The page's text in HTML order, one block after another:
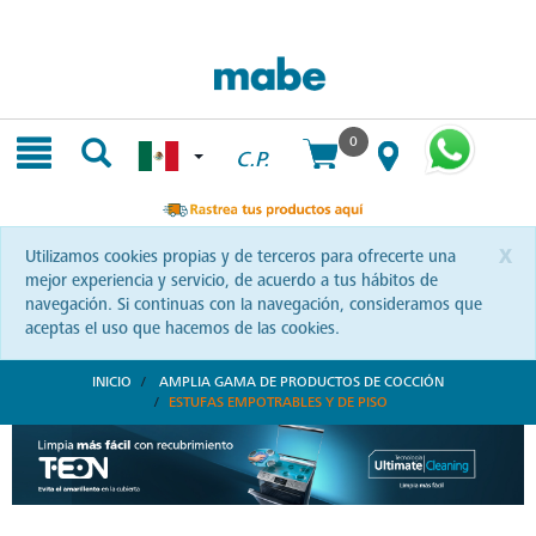
C.P.
0
x
Utilizamos cookies propias y de terceros para ofrecerte una
mejor experiencia y servicio, de acuerdo a tus hábitos de
navegación. Si continuas con la navegación, consideramos que
aceptas el uso que hacemos de las cookies.
INICIO
AMPLIA GAMA DE PRODUCTOS DE COCCIÓN
ESTUFAS EMPOTRABLES Y DE PISO